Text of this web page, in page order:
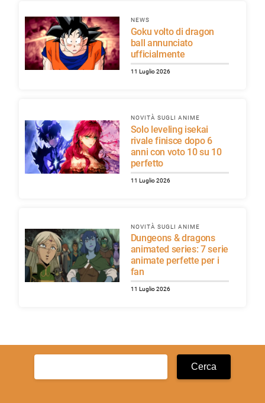
NEWS
Goku volto di dragon
ball annunciato
ufficialmente
11 Luglio 2026
NOVITÀ SUGLI ANIME
Solo leveling isekai
rivale finisce dopo 6
anni con voto 10 su 10
perfetto
11 Luglio 2026
NOVITÀ SUGLI ANIME
Dungeons & dragons
animated series: 7 serie
animate perfette per i
fan
11 Luglio 2026